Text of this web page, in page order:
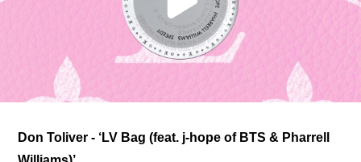
Don Toliver - ‘LV Bag (feat. j-hope of BTS & Pharrell